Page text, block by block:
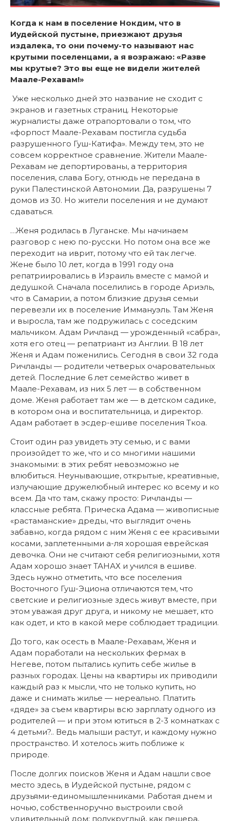
Когда к нам в поселение Нокдим, что в
Иудейской пустыне, приезжают друзья
издалека, то они почему-то называют нас
крутыми поселенцами, а я возражаю: «Разве
мы крутые? Это вы еще не видели жителей
Маале-Рехавам!»
Уже несколько дней это название не сходит с
экранов и газетных страниц. Некоторые
журналисты даже отрапортовали о том, что
«форпост Маале-Рехавам постигла судьба
разрушенного Гуш-Катифа». Между тем, это не
совсем корректное сравнение. Жители Маале-
Рехавам не депортированы, а территория
поселения, слава Богу, отнюдь не передана в
руки Палестинской Автономии. Да, разрушены 7
домов из 30. Но жители поселения и не думают
сдаваться.
…Женя родилась в Луганске. Мы начинаем
разговор с нею по-русски. Но потом она все же
переходит на иврит, потому что ей так легче.
Жене было 10 лет, когда в 1991 году она
репатриировались в Израиль вместе с мамой и
дедушкой. Сначала поселились в городе Ариэль,
что в Самарии, а потом близкие друзья семьи
перевезли их в поселение Иммануэль. Там Женя
и выросла, там же подружилась с соседским
мальчиком. Адам Ричланд — урожденный «сабра»,
хотя его отец — репатриант из Англии. В 18 лет
Женя и Адам поженились. Сегодня в свои 32 года
Ричланды — родители четверых очаровательных
детей. Последние 6 лет семейство живет в
Маале-Рехавам, из них 5 лет — в собственном
доме. Женя работает там же — в детском садике,
в котором она и воспитательница, и директор.
Адам работает в эсдер-ешиве поселения Ткоа.
Стоит один раз увидеть эту семью, и с вами
произойдет то же, что и со многими нашими
знакомыми: в этих ребят невозможно не
влюбиться. Неунывающие, открытые, креативные,
излучающие дружелюбный интерес ко всему и ко
всем. Да что там, скажу просто: Ричланды —
классные ребята. Прическа Адама — живописные
«растаманские» дреды, что выглядит очень
забавно, когда рядом с ним Женя с ее красивыми
косами, заплетенными а-ля хорошая еврейская
девочка. Они не считают себя религиозными, хотя
Адам хорошо знает ТАНАХ и учился в ешиве.
Здесь нужно отметить, что все поселения
Восточного Гуш-Эциона отличаются тем, что
светские и религиозные здесь живут вместе, при
этом уважая друг друга, и никому не мешает, кто
как одет, и кто в какой мере соблюдает традиции.
До того, как осесть в Маале-Рехавам, Женя и
Адам поработали на нескольких фермах в
Негеве, потом пытались купить себе жилье в
разных городах. Цены на квартиры их приводили
каждый раз к мысли, что не только купить, но
даже и снимать жилье — нереально. Платить
«дяде» за съем квартиры всю зарплату одного из
родителей — и при этом ютиться в 2-3 комнатках с
4 детьми?.. Ведь малыши растут, и каждому нужно
пространство. И хотелось жить поближе к
природе.
После долгих поисков Женя и Адам нашли свое
место здесь, в Иудейской пустыне, рядом с
друзьями-единомышленниками. Работая днем и
ночью, собственноручно выстроили свой
удивительный дом: полукруглый, как пещера,